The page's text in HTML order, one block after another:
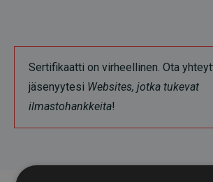
Sertifikaatti on virheellinen. Ota
jäsenyytesi Websites, jotka tukevat
ilmastohankkeita!